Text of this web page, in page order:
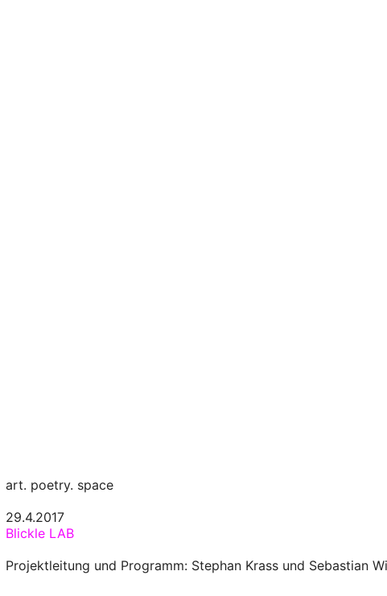
art. poetry. space
29.4.2017
Blickle LAB
Projektleitung und Programm: Stephan Krass und Sebastian